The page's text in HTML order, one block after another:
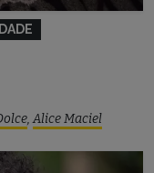
,Alice Maciel